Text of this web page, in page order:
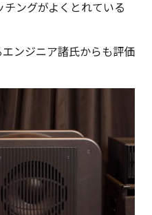
ングがよくとれている
ンジニア諸氏からも評価